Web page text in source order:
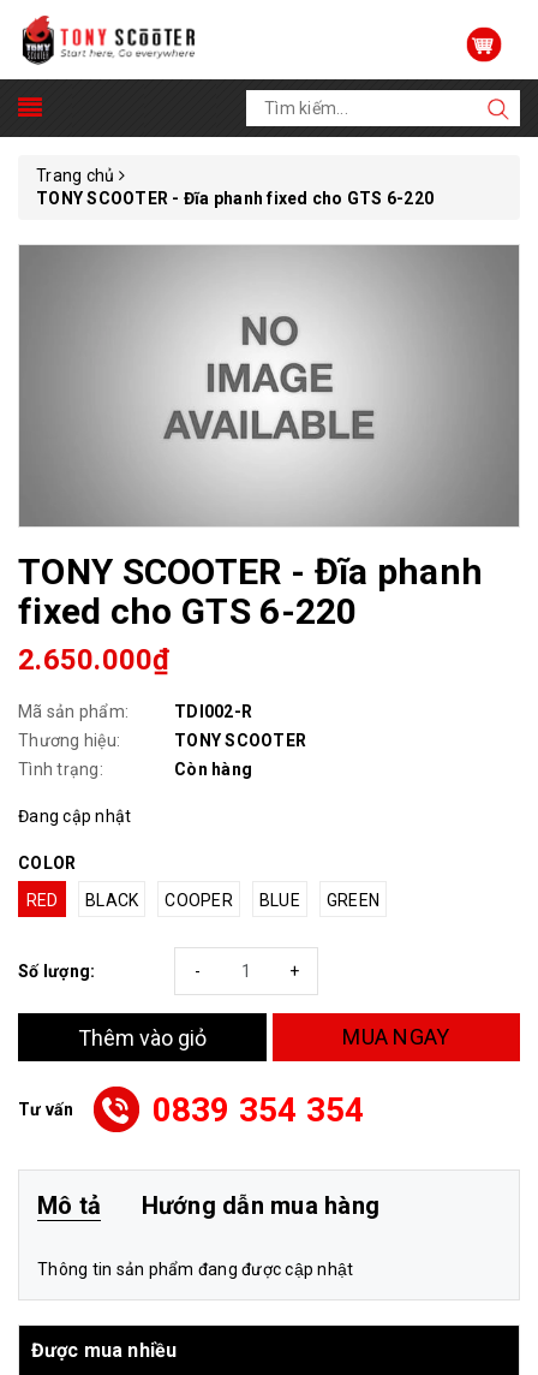
Trang chủ
TONY SCOOTER - Đĩa phanh fixed cho GTS 6-220
TONY SCOOTER - Đĩa phanh
fixed cho GTS 6-220
2.650.000₫
Mã sản phẩm:
TDI002-R
Thương hiệu:
TONY SCOOTER
Tình trạng:
Còn hàng
Đang cập nhật
COLOR
RED
BLACK COOPER BLUE GREEN
Số lượng: +
-
Thêm vào giỏ MUA NGAY
Tư vấn 0839 354 354
Mô tả Hướng dẫn mua hàng
Thông tin sản phẩm đang được cập nhật
Được mua nhiều